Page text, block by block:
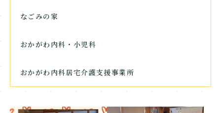
なごみの家
おかがわ内科・小児科
おかがわ内科居宅介護支援事業所